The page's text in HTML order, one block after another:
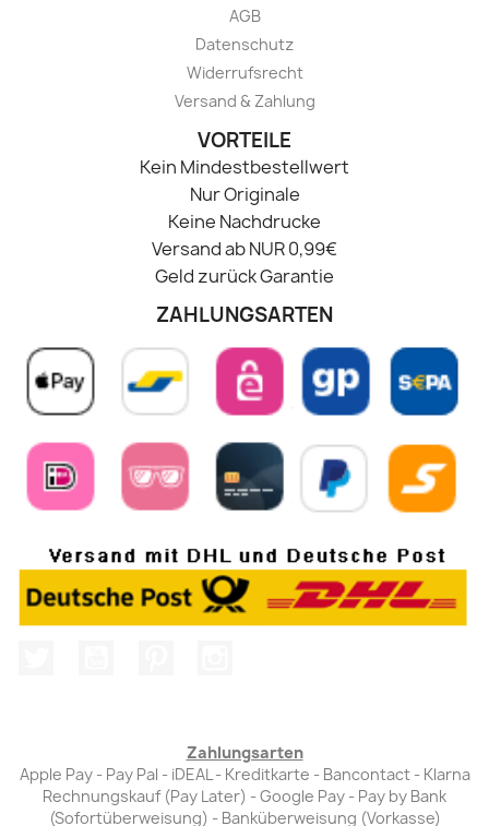
AGB
Datenschutz
Widerrufsrecht
Versand & Zahlung
VORTEILE
Kein Mindestbestellwert
Nur Originale
Keine Nachdrucke
Versand ab NUR 0,99€
Geld zurück Garantie
ZAHLUNGSARTEN
Zahlungsarten
Apple Pay - Pay Pal - iDEAL - Kreditkarte - Bancontact - Klarna
Rechnungskauf (Pay Later) - Google Pay - Pay by Bank
(Sofortüberweisung) - Banküberweisung (Vorkasse)